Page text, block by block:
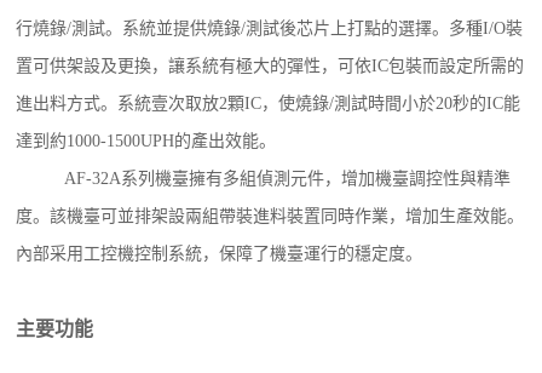
行燒錄/測試。系統並提供燒錄/測試後芯片上打點的選擇。多種I/O裝
置可供架設及更換，讓系統有極大的彈性，可依IC包裝而設定所需的
進出料方式。系統壹次取放2顆IC，使燒錄/測試時間小於20秒的IC能
達到約1000-1500UPH的產出效能。
AF-32A系列機臺擁有多組偵測元件，增加機臺調控性與精準
度。該機臺可並排架設兩組帶裝進料裝置同時作業，增加生產效能。
內部采用工控機控制系統，保障了機臺運行的穩定度。
主要功能